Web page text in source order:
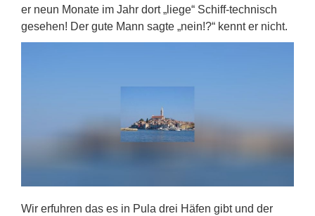
er neun Monate im Jahr dort „liege“ Schiff-technisch
gesehen! Der gute Mann sagte „nein!?“ kennt er nicht.
Wir erfuhren das es in Pula drei Häfen gibt und der